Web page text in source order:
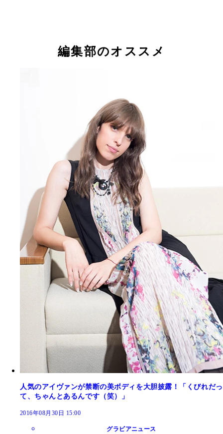
編集部のオススメ
人気のアイヴァンが禁断の美ボディを大胆披露！「くびれだっ
て、ちゃんとあるんです（笑）」
2016年08月30日 15:00
グラビアニュース